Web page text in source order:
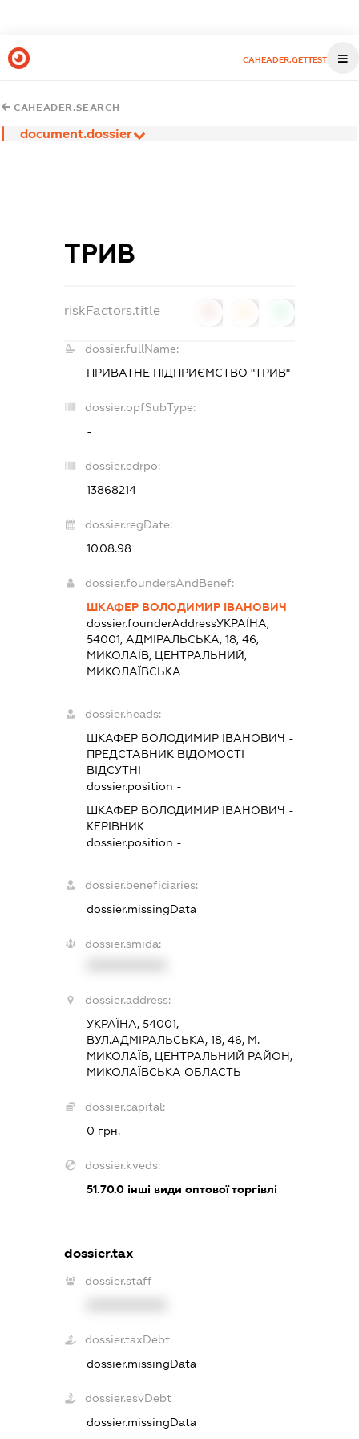
CAHEADER.GETTEST
CAHEADER.SEARCH
document.dossier
ТРИВ
riskFactors.title
dossier.fullName:
ПРИВАТНЕ ПІДПРИЄМСТВО "ТРИВ"
dossier.opfSubType:
-
dossier.edrpo:
13868214
dossier.regDate:
10.08.98
dossier.foundersAndBenef:
ШКАФЕР ВОЛОДИМИР ІВАНОВИЧ
dossier.founderAddressУКРАЇНА,
54001, АДМІРАЛЬСЬКА, 18, 46,
МИКОЛАЇВ, ЦЕНТРАЛЬНИЙ,
МИКОЛАЇВСЬКА
dossier.heads:
ШКАФЕР ВОЛОДИМИР ІВАНОВИЧ -
ПРЕДСТАВНИК ВІДОМОСТІ
ВІДСУТНІ
dossier.position -
ШКАФЕР ВОЛОДИМИР ІВАНОВИЧ -
КЕРІВНИК
dossier.position -
dossier.beneficiaries:
dossier.missingData
dossier.smida:
dossier.address:
УКРАЇНА, 54001,
ВУЛ.АДМІРАЛЬСЬКА, 18, 46, М.
МИКОЛАЇВ, ЦЕНТРАЛЬНИЙ РАЙОН,
МИКОЛАЇВСЬКА ОБЛАСТЬ
dossier.capital:
0 грн.
dossier.kveds:
51.70.0 інші види оптової торгівлі
dossier.tax
dossier.staff
dossier.taxDebt
dossier.missingData
dossier.esvDebt
dossier.missingData